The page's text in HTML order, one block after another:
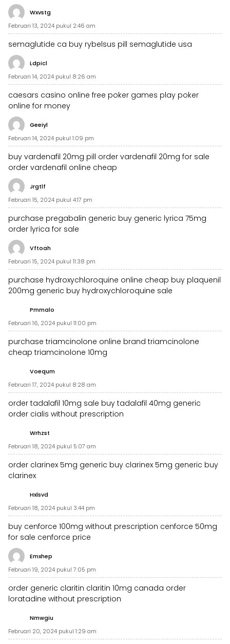
Wxvstg
Februari 13, 2024 pukul 2:46 am
semaglutide ca buy rybelsus pill semaglutide usa
Ldpicl
Februari 14, 2024 pukul 8:26 am
caesars casino online free poker games play poker
online for money
Geeiyl
Februari 14, 2024 pukul 1:09 pm
buy vardenafil 20mg pill order vardenafil 20mg for sale
order vardenafil online cheap
Jrgtlf
Februari 15, 2024 pukul 4:17 pm
purchase pregabalin generic buy generic lyrica 75mg
order lyrica for sale
Vftoah
Februari 15, 2024 pukul 11:38 pm
purchase hydroxychloroquine online cheap buy plaquenil
200mg generic buy hydroxychloroquine sale
Pmmalo
Februari 16, 2024 pukul 11:00 pm
purchase triamcinolone online brand triamcinolone
cheap triamcinolone 10mg
Voequm
Februari 17, 2024 pukul 8:28 am
order tadalafil 10mg sale buy tadalafil 40mg generic
order cialis without prescription
Wrhzst
Februari 18, 2024 pukul 5:07 am
order clarinex 5mg generic buy clarinex 5mg generic buy
clarinex
Hxlsvd
Februari 18, 2024 pukul 3:44 pm
buy cenforce 100mg without prescription cenforce 50mg
for sale cenforce price
Emxhep
Februari 19, 2024 pukul 7:05 pm
order generic claritin claritin 10mg canada order
loratadine without prescription
Nmwgiu
Februari 20, 2024 pukul 1:29 am